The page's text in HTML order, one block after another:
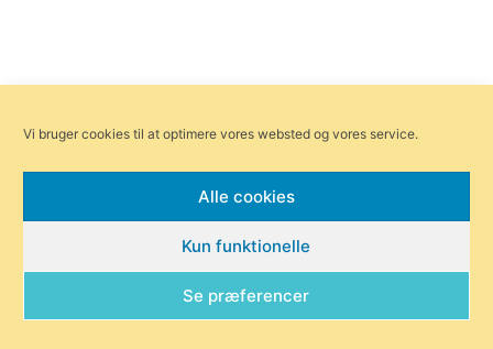
Vi bruger cookies til at optimere vores websted og vores service.
Alle cookies
Kun funktionelle
Se præferencer